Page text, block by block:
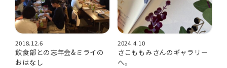
2018.12.6
飲食部との忘年会&ミライの
おはなし
2024.4.10
さこももみさんのギャラリー
へ。